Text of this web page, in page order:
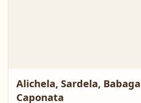
Alichela, Sardela,
Caponata